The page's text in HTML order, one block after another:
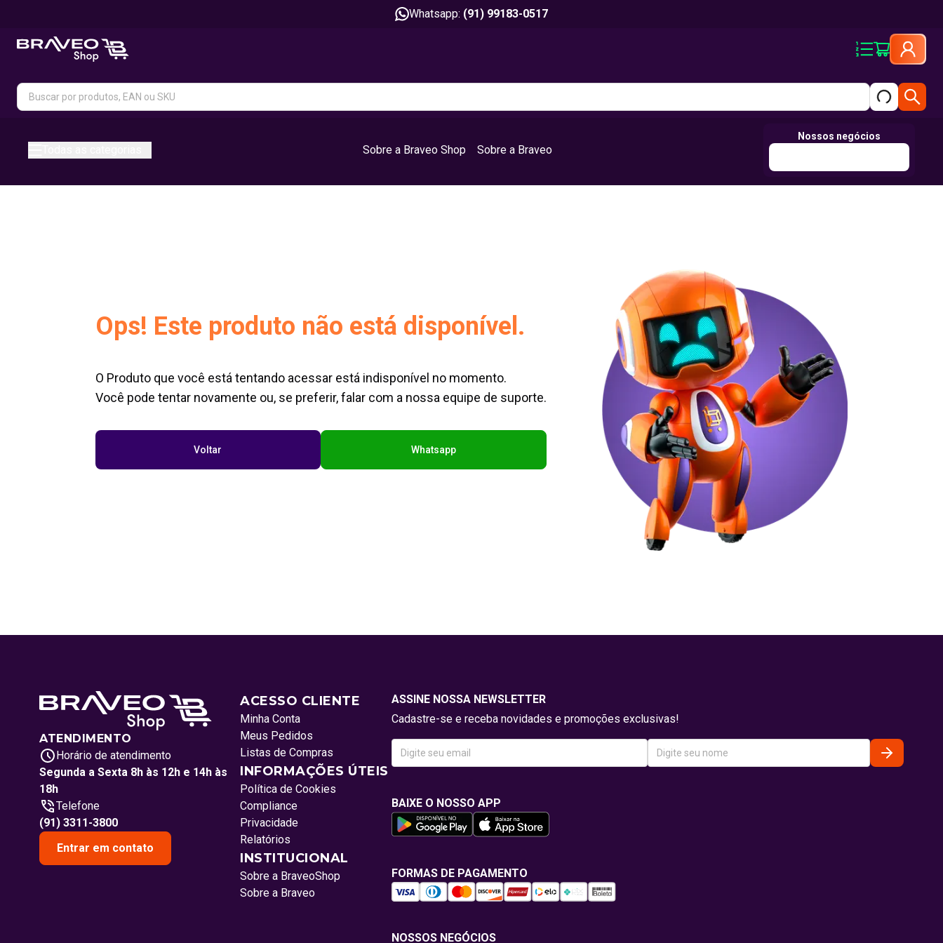
Whatsapp: (91) 99183-0517
Sobre a Braveo Shop Sobre a Braveo
Nossos negócios
Ops! Este produto não está disponível.
O Produto que você está tentando acessar está indisponível no momento.
Você pode tentar novamente ou, se preferir, falar com a nossa equipe de suporte.
Voltar Whatsapp
ATENDIMENTO
Horário de atendimento
Segunda a Sexta 8h às 12h e 14h às
18h
Telefone
(91) 3311-3800
Entrar em contato
ACESSO CLIENTE
Minha Conta
Meus Pedidos
Listas de Compras
INFORMAÇÕES ÚTEIS
Política de Cookies
Compliance
Privacidade
Relatórios
INSTITUCIONAL
Sobre a BraveoShop
Sobre a Braveo
ASSINE NOSSA NEWSLETTER
Cadastre-se e receba novidades e promoções exclusivas!
BAIXE O NOSSO APP
FORMAS DE PAGAMENTO
NOSSOS NEGÓCIOS